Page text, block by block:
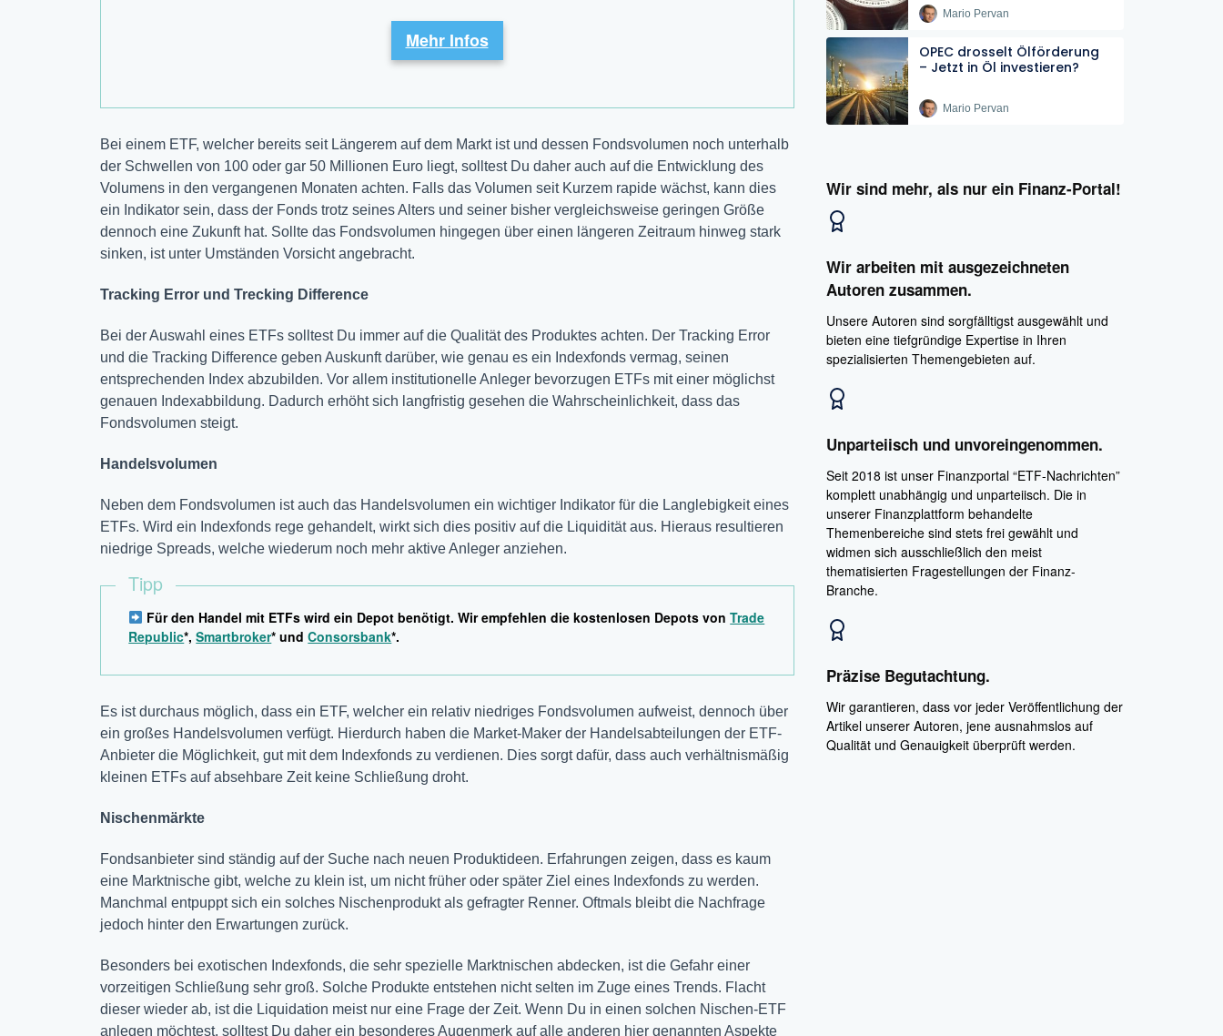
Mehr Infos
Bei einem ETF, welcher bereits seit Längerem auf dem Markt ist und dessen Fondsvolumen noch unterhalb
der Schwellen von 100 oder gar 50 Millionen Euro liegt, solltest Du daher auch auf die Entwicklung des
Volumens in den vergangenen Monaten achten. Falls das Volumen seit Kurzem rapide wächst, kann dies
ein Indikator sein, dass der Fonds trotz seines Alters und seiner bisher vergleichsweise geringen Größe
dennoch eine Zukunft hat. Sollte das Fondsvolumen hingegen über einen längeren Zeitraum hinweg stark
sinken, ist unter Umständen Vorsicht angebracht.
Tracking Error und Trecking Difference
Bei der Auswahl eines ETFs solltest Du immer auf die Qualität des Produktes achten. Der Tracking Error
und die Tracking Difference geben Auskunft darüber, wie genau es ein Indexfonds vermag, seinen
entsprechenden Index abzubilden. Vor allem institutionelle Anleger bevorzugen ETFs mit einer möglichst
genauen Indexabbildung. Dadurch erhöht sich langfristig gesehen die Wahrscheinlichkeit, dass das
Fondsvolumen steigt.
Handelsvolumen
Neben dem Fondsvolumen ist auch das Handelsvolumen ein wichtiger Indikator für die Langlebigkeit eines
ETFs. Wird ein Indexfonds rege gehandelt, wirkt sich dies positiv auf die Liquidität aus. Hieraus resultieren
niedrige Spreads, welche wiederum noch mehr aktive Anleger anziehen.
Tipp
Für den Handel mit ETFs wird ein Depot benötigt. Wir empfehlen die kostenlosen Depots vonTrade
Republic*,Smartbroker* undConsorsbank*.
Es ist durchaus möglich, dass ein ETF, welcher ein relativ niedriges Fondsvolumen aufweist, dennoch über
ein großes Handelsvolumen verfügt. Hierdurch haben die Market-Maker der Handelsabteilungen der ETF-
Anbieter die Möglichkeit, gut mit dem Indexfonds zu verdienen. Dies sorgt dafür, dass auch verhältnismäßig
kleinen ETFs auf absehbare Zeit keine Schließung droht.
Nischenmärkte
Fondsanbieter sind ständig auf der Suche nach neuen Produktideen. Erfahrungen zeigen, dass es kaum
eine Marktnische gibt, welche zu klein ist, um nicht früher oder später Ziel eines Indexfonds zu werden.
Manchmal entpuppt sich ein solches Nischenprodukt als gefragter Renner. Oftmals bleibt die Nachfrage
jedoch hinter den Erwartungen zurück.
Besonders bei exotischen Indexfonds, die sehr spezielle Marktnischen abdecken, ist die Gefahr einer
vorzeitigen Schließung sehr groß. Solche Produkte entstehen nicht selten im Zuge eines Trends. Flacht
dieser wieder ab, ist die Liquidation meist nur eine Frage der Zeit. Wenn Du in einen solchen Nischen-ETF
anlegen möchtest, solltest Du daher ein besonderes Augenmerk auf alle anderen hier genannten Aspekte
Mario Pervan
OPEC drosselt Ölförderung
– Jetzt in Öl investieren?
Mario Pervan
Wir sind mehr, als nur ein Finanz-Portal!
Wir arbeiten mit ausgezeichneten
Autoren zusammen.
Unsere Autoren sind sorgfälltigst ausgewählt und
bieten eine tiefgründige Expertise in Ihren
spezialisierten Themengebieten auf.
Unparteiisch und unvoreingenommen.
Seit 2018 ist unser Finanzportal “ETF-Nachrichten”
komplett unabhängig und unparteiisch. Die in
unserer Finanzplattform behandelte
Themenbereiche sind stets frei gewählt und
widmen sich ausschließlich den meist
thematisierten Fragestellungen der Finanz-
Branche.
Präzise Begutachtung.
Wir garantieren, dass vor jeder Veröffentlichung der
Artikel unserer Autoren, jene ausnahmslos auf
Qualität und Genauigkeit überprüft werden.